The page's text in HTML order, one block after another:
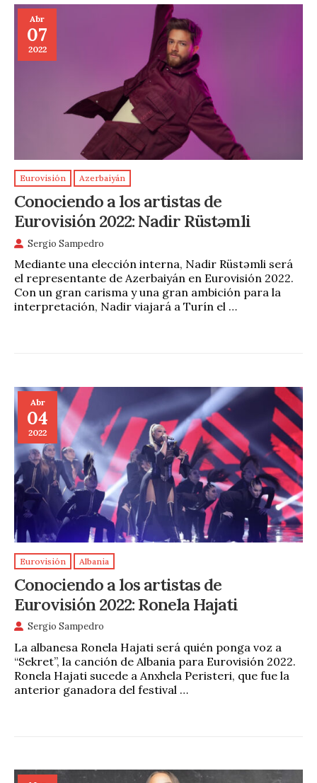
Abr
07
2022
Eurovisión Azerbaiyán
Conociendo a los artistas de
Eurovisión 2022: Nadir Rüstəmli
Sergio Sampedro
Mediante una elección interna, Nadir Rüstəmli será
el representante de Azerbaiyán en Eurovisión 2022.
Con un gran carisma y una gran ambición para la
interpretación, Nadir viajará a Turín el …
Abr
04
2022
Eurovisión Albania
Conociendo a los artistas de
Eurovisión 2022: Ronela Hajati
Sergio Sampedro
La albanesa Ronela Hajati será quién ponga voz a
“Sekret”, la canción de Albania para Eurovisión 2022.
Ronela Hajati sucede a Anxhela Peristeri, que fue la
anterior ganadora del festival …